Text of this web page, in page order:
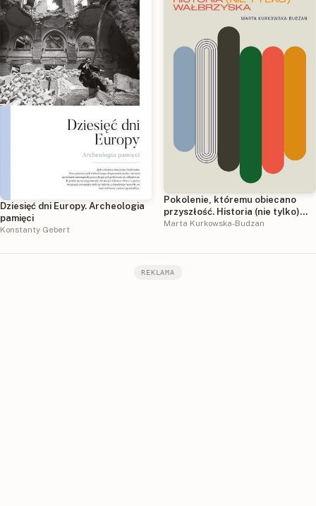
Dziesięć dni Europy. Archeologia
pamięci
Konstanty Gebert
Pokolenie, któremu obiecano
przyszłość. Historia (nie tylko)
wałbrzyska
Marta Kurkowska-Budzan
REKLAMA